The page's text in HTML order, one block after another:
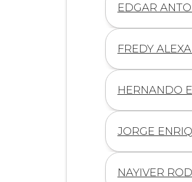
Información
EDGAR
Información
FREDY
Información
HERNANDO
Información
JORGE
Información
NAYIVER